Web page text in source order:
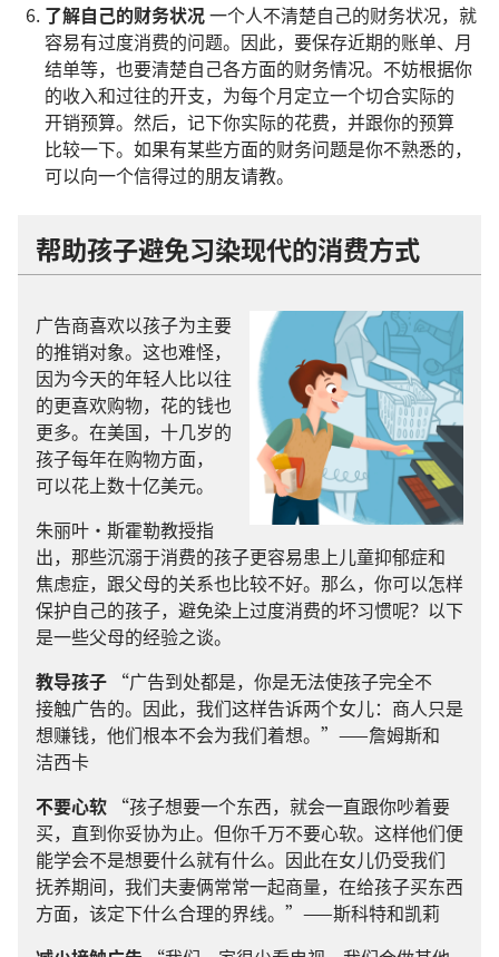
了解自己的财务状况一个人不清楚自己的财务状况， 就
容易有过度消费的问题。 因此， 要保存近期的账单、 月
结单等， 也要清楚自己各方面的财务情况。 不妨根据你
的收入和过往的开支， 为每个月定立一个切合实际的
开销预算。 然后， 记下你实际的花费， 并跟你的预算
比较一下。 如果有某些方面的财务问题是你不熟悉的，
可以向一个信得过的朋友请教。
帮助孩子避免习染现代的消费方式
广告商喜欢以孩子为主要
的推销对象。 这也难怪，
因为今天的年轻人比以往
的更喜欢购物， 花的钱也
更多。 在美国， 十几岁的
孩子每年在购物方面，
可以花上数十亿美元。
朱丽叶 · 斯霍勒教授指
出， 那些沉溺于消费的孩子更容易患上儿童抑郁症和
焦虑症， 跟父母的关系也比较不好。 那么， 你可以怎样
保护自己的孩子， 避免染上过度消费的坏习惯呢？ 以下
是一些父母的经验之谈。
教导孩子 “广告到处都是， 你是无法使孩子完全不
接触广告的。 因此， 我们这样告诉两个女儿： 商人只是
想赚钱， 他们根本不会为我们着想。”——詹姆斯和
洁西卡
不要心软 “孩子想要一个东西， 就会一直跟你吵着要
买， 直到你妥协为止。 但你千万不要心软。 这样他们便
能学会不是想要什么就有什么。 因此在女儿仍受我们
抚养期间， 我们夫妻俩常常一起商量， 在给孩子买东西
方面， 该定下什么合理的界线。”——斯科特和凯莉